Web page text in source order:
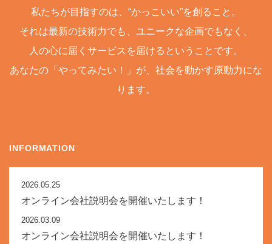
私たちが目指すのは、“かっこいい”を創ること。
それは最新の技術力でも、ユニークな企画でもなく、
人の心に届くサービスを届けるということです。
あなたの「やってみたい！」が、社会を動かす原動力にな
ります。
INFORMATION
2026.05.25
オンライン会社説明会を開催いたします！
2026.03.09
オンライン会社説明会を開催いたします！